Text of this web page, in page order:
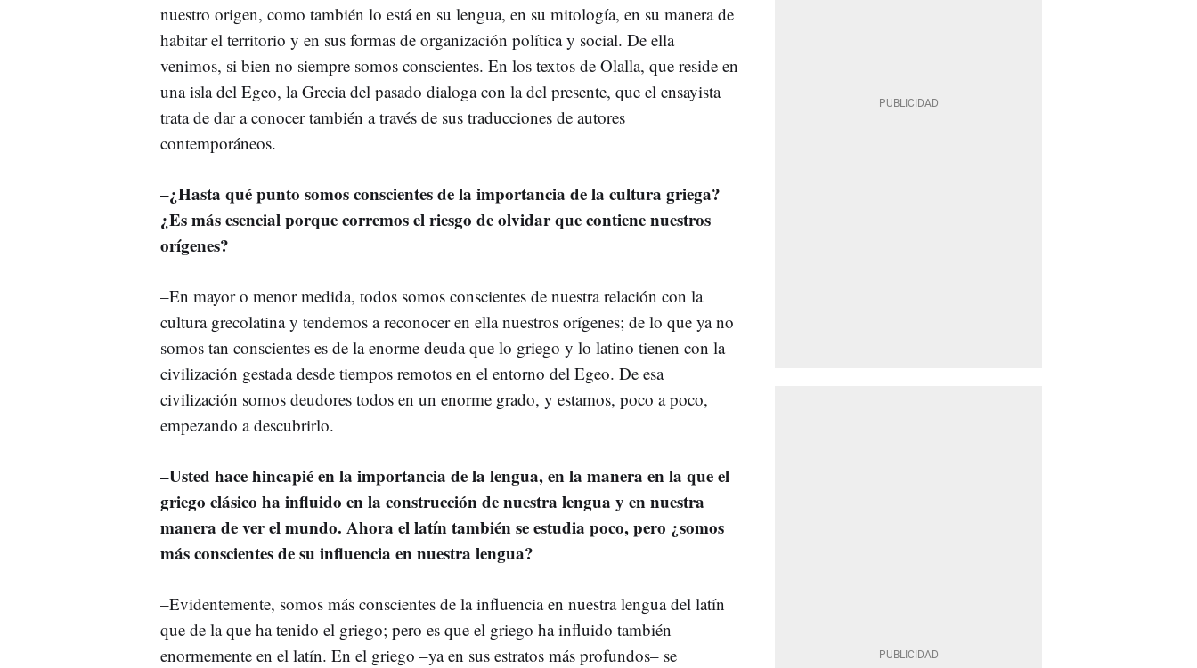
nuestro origen, como también lo está en su lengua, en su mitología, en su manera de
habitar el territorio y en sus formas de organización política y social. De ella
venimos, si bien no siempre somos conscientes. En los textos de Olalla, que reside en
una isla del Egeo, la Grecia del pasado dialoga con la del presente, que el ensayista
trata de dar a conocer también a través de sus traducciones de autores
contemporáneos.
–¿Hasta qué punto somos conscientes de la importancia de la cultura griega?
¿Es más esencial porque corremos el riesgo de olvidar que contiene nuestros
orígenes?
–En mayor o menor medida, todos somos conscientes de nuestra relación con la
cultura grecolatina y tendemos a reconocer en ella nuestros orígenes; de lo que ya no
somos tan conscientes es de la enorme deuda que lo griego y lo latino tienen con la
civilización gestada desde tiempos remotos en el entorno del Egeo. De esa
civilización somos deudores todos en un enorme grado, y estamos, poco a poco,
empezando a descubrirlo.
–Usted hace hincapié en la importancia de la lengua, en la manera en la que el
griego clásico ha influido en la construcción de nuestra lengua y en nuestra
manera de ver el mundo. Ahora el latín también se estudia poco, pero ¿somos
más conscientes de su influencia en nuestra lengua?
–Evidentemente, somos más conscientes de la influencia en nuestra lengua del latín
que de la que ha tenido el griego; pero es que el griego ha influido también
enormemente en el latín. En el griego –ya en sus estratos más profundos– se